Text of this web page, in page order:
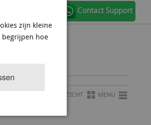
Contact Support
OVERZICHT MENU
zijn kleine
begrijpen hoe